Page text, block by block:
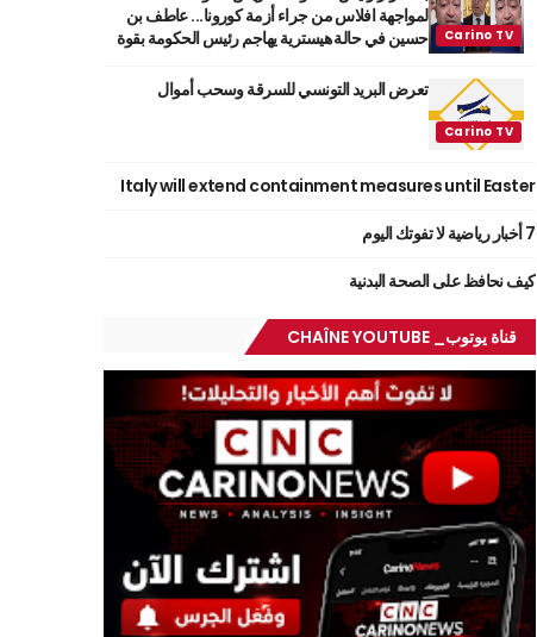
لمواجهة افلاس من جراء أزمة كورونا... عاطف بن
حسين في حالة هيسترية يهاجم رئيس الحكومة بقوة
تعرض البريد التونسي للسرقة وسحب أموال
Italy will extend containment measures until Easter
7 أخبار رياضية لا تفوتك اليوم
كيف نحافظ على الصحة البدنية
قناة يوتوب_ CHAÎNE YOUTUBE